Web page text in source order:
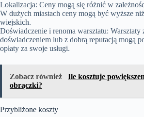
Lokalizacja: Ceny mogą się różnić w
W dużych miastach ceny mogą być wyższe
wiejskich.
Doświadczenie i renoma warsztatu: Warsztaty
doświadczeniem lub z dobrą reputacją mogą
opłaty za swoje usługi.
Zobacz również
Ile kosztuje
obrączki?
Przybliżone koszty